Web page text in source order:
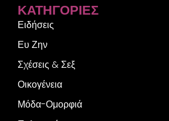
ΚΑΤΗΓΟΡΊΕΣ
Ειδήσεις
Ευ Ζην
Σχέσεις & Σεξ
Οικογένεια
Μόδα-Ομορφιά